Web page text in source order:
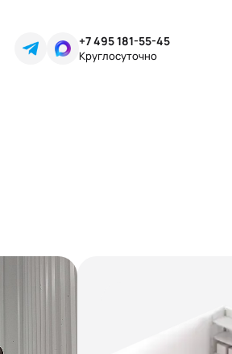
+7 495 181-55-45
Круглосуточно